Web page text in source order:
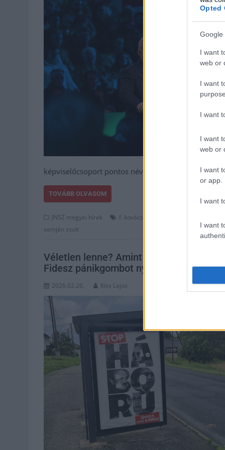
Opted
Google
I want
web or
I want
I want
I want
web or
I want
or app.
I want
I want
képviselőcsoport pontos névsorát.
TOVÁBB OLVASOM
JNSZ megyei hírek f. kovács sándor
semjén zsolt
Véletlen lenne? Amint kijött a friss
Fidesz pánikgombot nyomott
2026.02.26. Kiss Lajos